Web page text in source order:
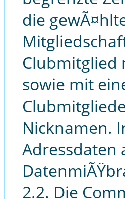
die
Clubmitglied
sowie mit
Nicknamen.
Adressdaten
2.2. Die